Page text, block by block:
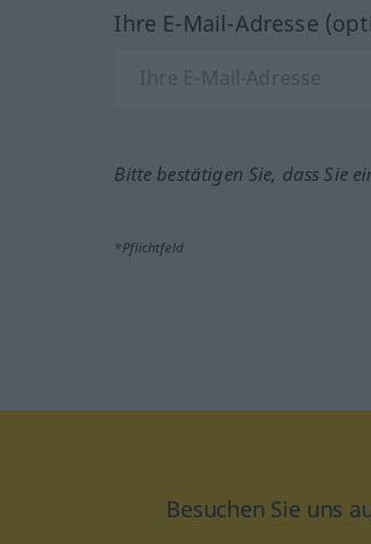
Ihre E-Mail-Adresse
Bitte bestätigen Sie, dass Sie
*Pflichtfeld
Besuchen Sie uns